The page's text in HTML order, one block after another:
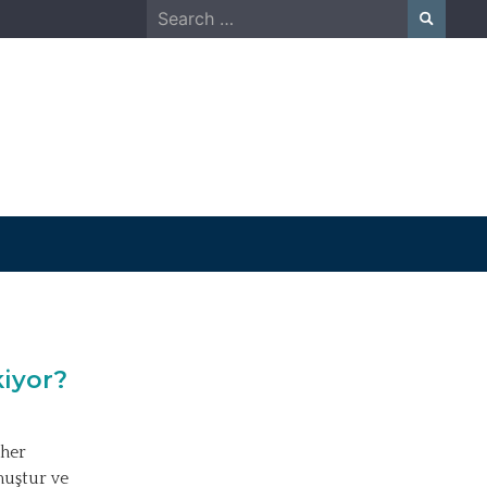
Search
for:
ve